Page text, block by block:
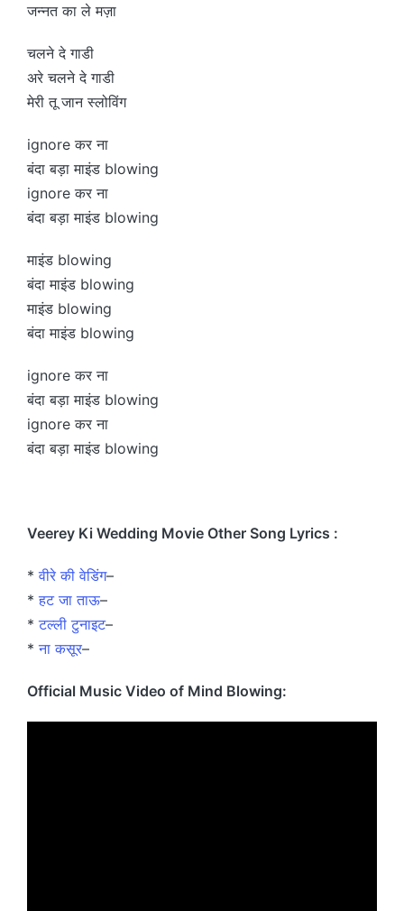
जन्नत का ले मज़ा
चलने दे गाडी
अरे चलने दे गाडी
मेरी तू जान स्लोविंग
ignore कर ना
बंदा बड़ा माइंड blowing
ignore कर ना
बंदा बड़ा माइंड blowing
माइंड blowing
बंदा माइंड blowing
माइंड blowing
बंदा माइंड blowing
ignore कर ना
बंदा बड़ा माइंड blowing
ignore कर ना
बंदा बड़ा माइंड blowing
Veerey Ki Wedding Movie Other Song Lyrics :
*वीरे की वेडिंग–
*हट जा ताऊ–
*टल्ली टुनाइट–
*ना कसूर–
Official Music Video of Mind Blowing: